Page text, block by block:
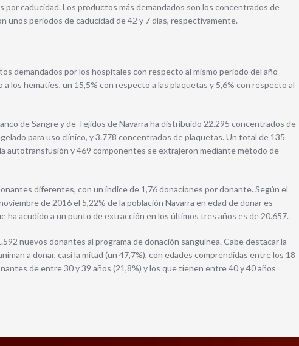
caducidad. Los productos más demandados son los concentrados de
unos periodos de caducidad de 42 y 7 días, respectivamente.
demandados por los hospitales con respecto al mismo periodo del año
los hematíes, un 15,5% con respecto a las plaquetas y 5,6% con respecto al
de Sangre y de Tejidos de Navarra ha distribuido 22.295 concentrados de
para uso clínico, y 3.778 concentrados de plaquetas. Un total de 135
autotransfusión y 469 componentes se extrajeron mediante método de
diferentes, con un índice de 1,76 donaciones por donante. Según el
de 2016 el 5,22% de la población Navarra en edad de donar es
ha acudido a un punto de extracción en los últimos tres años es de 20.657.
nuevos donantes al programa de donación sanguínea. Cabe destacar la
a donar, casi la mitad (un 47,7%), con edades comprendidas entre los 18
de entre 30 y 39 años (21,8%) y los que tienen entre 40 y 40 años